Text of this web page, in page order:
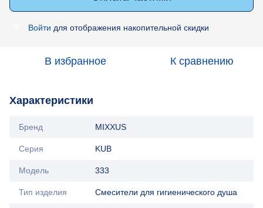
Войти для отображения накопительной скидки
В избранное К сравнению
Характеристики
Бренд MIXXUS
Серия KUB
Модель 333
Тип изделия Смесители для гигиенического душа